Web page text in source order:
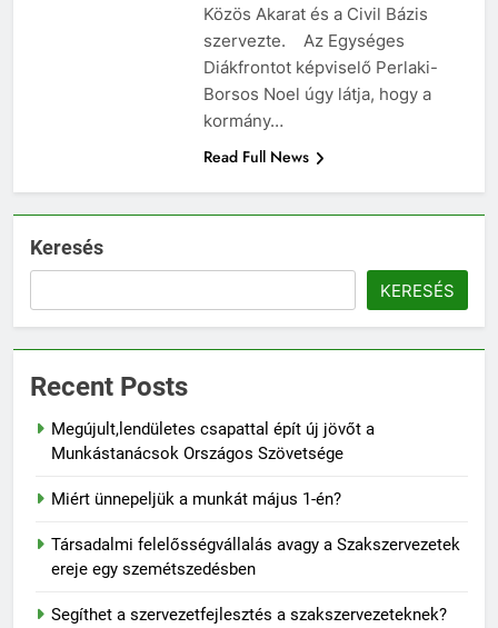
Közös Akarat és a Civil Bázis
szervezte. Az Egységes
Diákfrontot képviselő Perlaki-
Borsos Noel úgy látja, hogy a
kormány…
Read Full News
Keresés
KERESÉS
Recent Posts
Megújult,lendületes csapattal épít új jövőt a
Munkástanácsok Országos Szövetsége
Miért ünnepeljük a munkát május 1-én?
Társadalmi felelősségvállalás avagy a Szakszervezetek
ereje egy szemétszedésben
Segíthet a szervezetfejlesztés a szakszervezeteknek?